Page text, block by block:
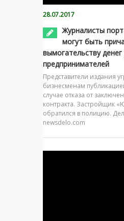
28.07.2017
Журналисты
могут быть
вымогательству денег
предпринимателей
Представители издания
бизнесменам
случае отказа от
контракта. Застройщик
обратился в полицию.
newsdelo.com